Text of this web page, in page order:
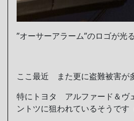
”オーサーアラーム”のロゴが光
ここ最近 また更に盗難被害が
特にトヨタ アルファード＆ヴ
ントツに狙われているそうです